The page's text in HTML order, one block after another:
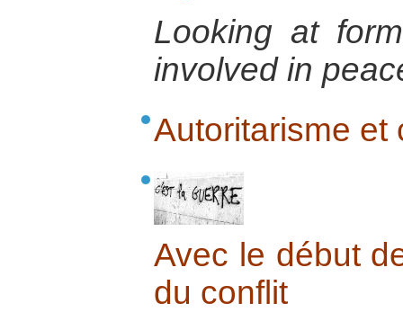
Looking at
involved in
Autoritarisme et
Avec le début
du conflit